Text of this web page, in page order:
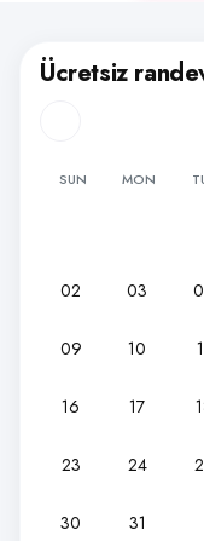
Ücretsiz
SUN MON
02 03
09 10
16 17
23 24
30 31